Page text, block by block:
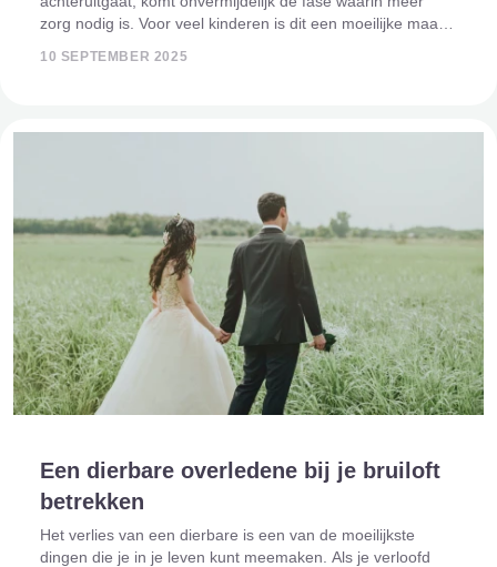
zorg nodig is. Voor veel kinderen is dit een moeilijke maar
10 SEPTEMBER 2025
Een dierbare overledene bij je bruiloft
betrekken
Het verlies van een dierbare is een van de moeilijkste
dingen die je in je leven kunt meemaken. Als je verloofd